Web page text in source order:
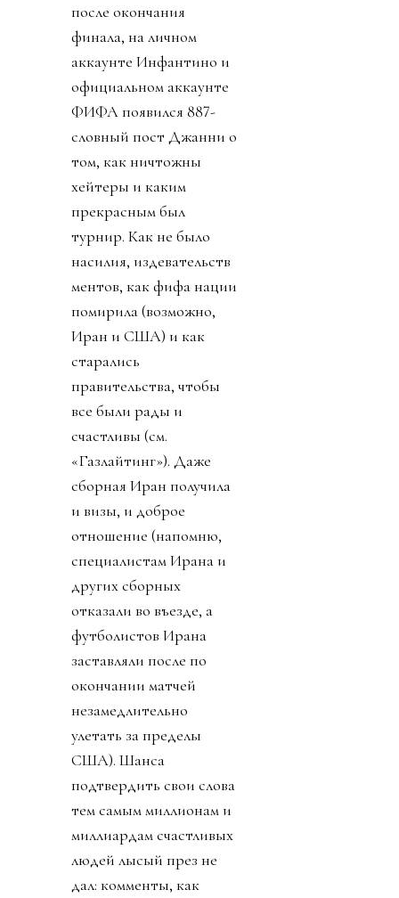
после окончания
финала, на личном
аккаунте Инфантино и
официальном аккаунте
ФИФА появился 887-
словный пост Джанни о
том, как ничтожны
хейтеры и каким
прекрасным был
турнир. Как не было
насилия, издевательств
ментов, как фифа нации
помирила (возможно,
Иран и США) и как
старались
правительства, чтобы
все были рады и
счастливы (см.
«Газлайтинг»). Даже
сборная Иран получила
и визы, и доброе
отношение (напомню,
специалистам Ирана и
других сборных
отказали во въезде, а
футболистов Ирана
заставляли после по
окончании матчей
незамедлительно
улетать за пределы
США). Шанса
подтвердить свои слова
тем самым миллионам и
миллиардам счастливых
людей лысый през не
дал: комменты, как